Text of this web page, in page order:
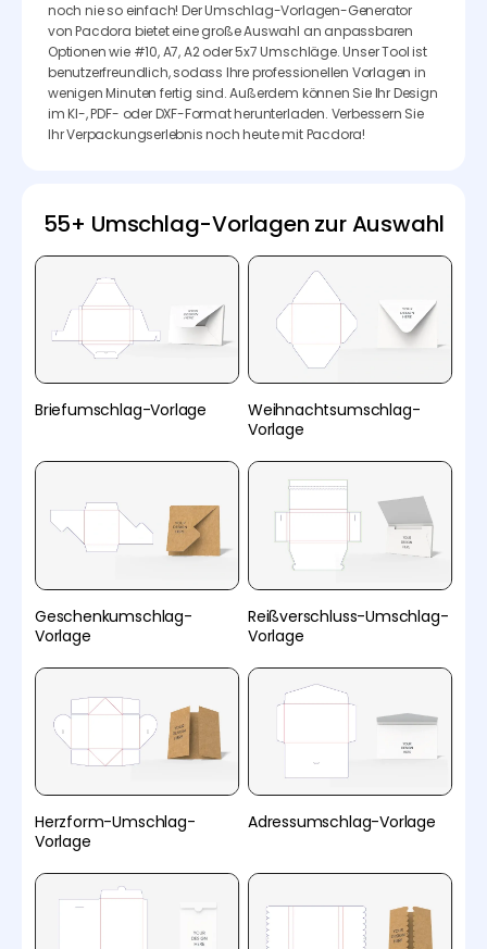
noch nie so einfach! Der Umschlag-Vorlagen-Generator
von Pacdora bietet eine große Auswahl an anpassbaren
Optionen wie #10, A7, A2 oder 5x7 Umschläge. Unser Tool ist
benutzerfreundlich, sodass Ihre professionellen Vorlagen in
wenigen Minuten fertig sind. Außerdem können Sie Ihr Design
im KI-, PDF- oder DXF-Format herunterladen. Verbessern Sie
Ihr Verpackungserlebnis noch heute mit Pacdora!
55+ Umschlag-Vorlagen zur Auswahl
Briefumschlag-Vorlage
Weihnachtsumschlag-
Vorlage
Geschenkumschlag-
Vorlage
Reißverschluss-Umschlag-
Vorlage
Herzform-Umschlag-
Vorlage
Adressumschlag-Vorlage